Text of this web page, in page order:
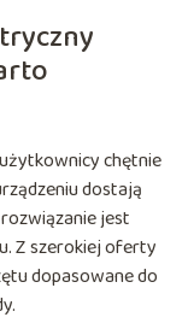
chętnie
dostają
jest
Z szerokiej oferty
dopasowane do